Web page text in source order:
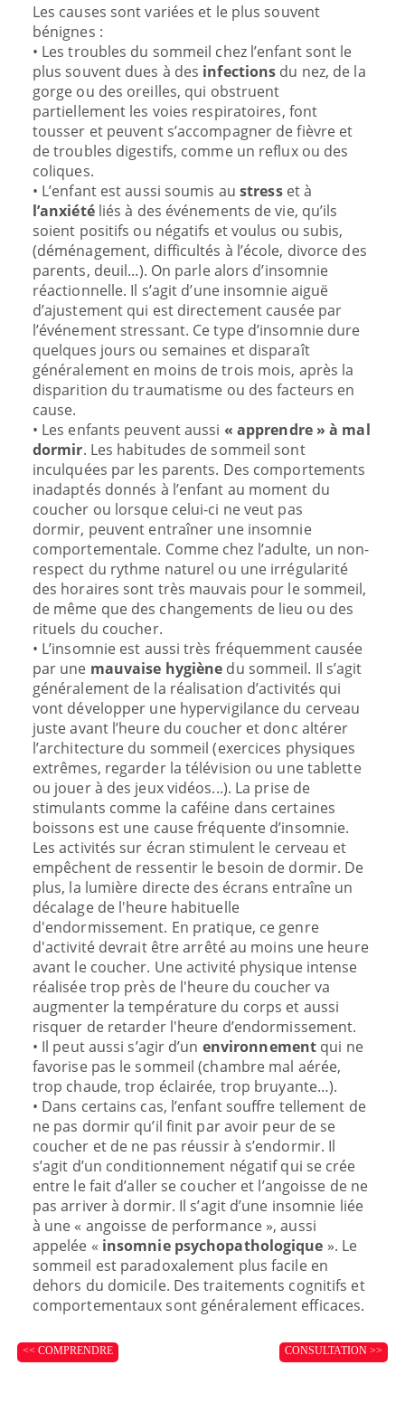
Les causes sont variées et le plus souvent
bénignes :
• Les troubles du sommeil chez l’enfant sont le
plus souvent dues à des infections du nez, de la
gorge ou des oreilles, qui obstruent
partiellement les voies respiratoires, font
tousser et peuvent s’accompagner de fièvre et
de troubles digestifs, comme un reflux ou des
coliques.
• L’enfant est aussi soumis au stresset à
l’anxiétéliés à des événements de vie, qu’ils
soient positifs ou négatifs et voulus ou subis,
(déménagement, difficultés à l’école, divorce des
parents, deuil...). On parle alors d’insomnie
réactionnelle. Il s’agit d’une insomnie aiguë
d’ajustement qui est directement causée par
l’événement stressant. Ce type d’insomnie dure
quelques jours ou semaines et disparaît
généralement en moins de trois mois, après la
disparition du traumatisme ou des facteurs en
cause.
• Les enfants peuvent aussi « apprendre » à mal
dormir. Les habitudes de sommeil sont
inculquées par les parents. Des comportements
inadaptés donnés à l’enfant au moment du
coucher ou lorsque celui-ci ne veut pas
dormir, peuvent entraîner une insomnie
comportementale. Comme chez l’adulte, un non-
respect du rythme naturel ou une irrégularité
des horaires sont très mauvais pour le sommeil,
de même que des changements de lieu ou des
rituels du coucher.
• L’insomnie est aussi très fréquemment causée
par une mauvaise hygiène du sommeil. Il s’agit
généralement de la réalisation d’activités qui
vont développer une hypervigilance du cerveau
juste avant l’heure du coucher et donc altérer
l’architecture du sommeil (exercices physiques
extrêmes, regarder la télévision ou une tablette
ou jouer à des jeux vidéos...). La prise de
stimulants comme la caféine dans certaines
boissons est une cause fréquente d’insomnie.
Les activités sur écran stimulent le cerveau et
empêchent de ressentir le besoin de dormir. De
plus, la lumière directe des écrans entraîne un
décalage de l'heure habituelle
d'endormissement. En pratique, ce genre
d'activité devrait être arrêté au moins une heure
avant le coucher. Une activité physique intense
réalisée trop près de l'heure du coucher va
augmenter la température du corps et aussi
risquer de retarder l'heure d’endormissement.
• Il peut aussi s’agir d’un environnement qui ne
favorise pas le sommeil (chambre mal aérée,
trop chaude, trop éclairée, trop bruyante…).
• Dans certains cas, l’enfant souffre tellement de
ne pas dormir qu’il finit par avoir peur de se
coucher et de ne pas réussir à s’endormir. Il
s’agit d’un conditionnement négatif qui se crée
entre le fait d’aller se coucher et l’angoisse de ne
pas arriver à dormir. Il s’agit d’une insomnie liée
à une « angoisse de performance », aussi
appelée « insomnie psychopathologique ». Le
sommeil est paradoxalement plus facile en
dehors du domicile. Des traitements cognitifs et
comportementaux sont généralement efficaces.
<< COMPRENDRE CONSULTATION >>